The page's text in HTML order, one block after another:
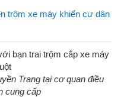
trộm xe máy khiến cư dân
Trang tại cơ quan điều
cung cấp